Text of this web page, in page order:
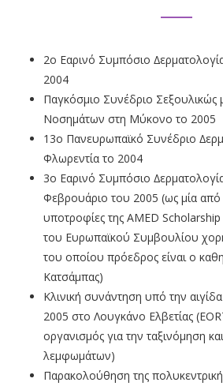
2ο Εαρινό Συµπόσιο
2004
Παγκόσµιο Συνέδριο Σεξουλικώς
Νοσηµάτων στη Μύκονο το 2005
13ο Πανευρωπαϊκό Συνέδριο
Φλωρεντία το 2004
3ο Εαρινό Συµπόσιο
Φεβρουάριο του 2005 (ως µία από
υποτροφίες της AMED
του Ευρωπαϊκού Συµβουλίου
του οποίου πρόεδρος είναι ο
Κατσάµπας)
Κλινική συνάντηση υπό την
2005 στο Λουγκάνο Ελβετίας
οργανισµός για την ταξινόµηση
λεµφωµάτων)
Παρακολούθηση της